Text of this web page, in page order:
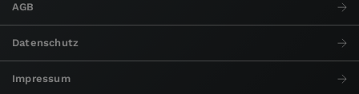
AGB
Datenschutz
Impressum